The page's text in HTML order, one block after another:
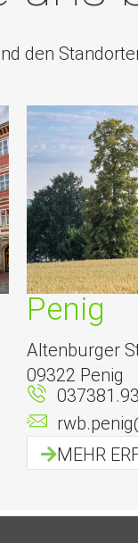
den
Penig
Altenburger
09322 Penig
MEHR